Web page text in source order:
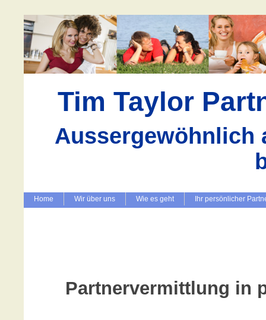
Tim Taylor
Aussergewöhnlich
Home Wir über uns Wie es geht Ihr persönlicher
Partnervermittlung in